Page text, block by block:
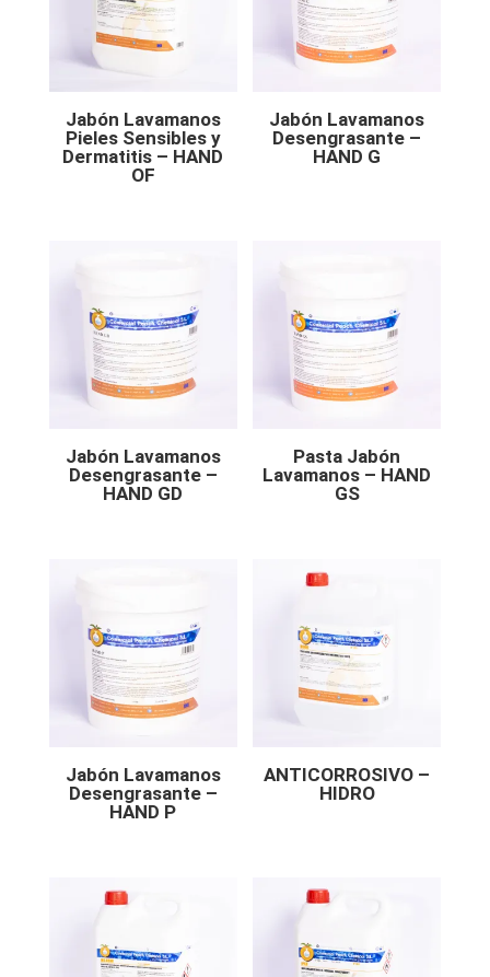
Jabón Lavamanos
Pieles Sensibles y
Dermatitis – HAND
OF
Jabón Lavamanos
Desengrasante –
HAND G
Jabón Lavamanos
Desengrasante –
HAND GD
Pasta Jabón
Lavamanos – HAND
GS
Jabón Lavamanos
Desengrasante –
HAND P
ANTICORROSIVO –
HIDRO